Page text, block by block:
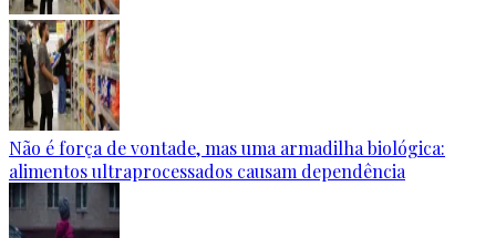
Não é força de vontade, mas uma armadilha biológica:
alimentos ultraprocessados causam dependência